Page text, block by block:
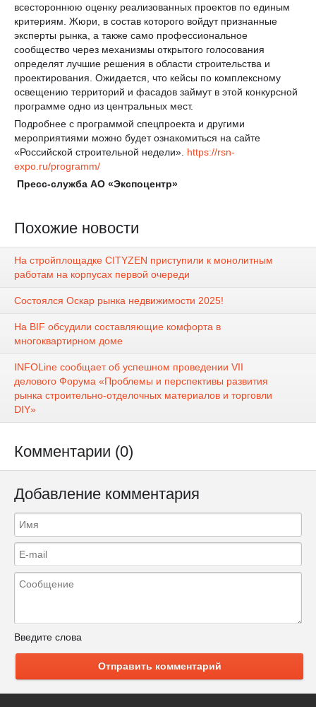
всестороннюю оценку реализованных проектов по единым
критериям. Жюри, в состав которого войдут признанные
эксперты рынка, а также само профессиональное
сообщество через механизмы открытого голосования
определят лучшие решения в области строительства и
проектирования. Ожидается, что кейсы по комплексному
освещению территорий и фасадов займут в этой конкурсной
программе одно из центральных мест.
Подробнее с программой спецпроекта и другими
мероприятиями можно будет ознакомиться на сайте
«Российской строительной недели». https://rsn-
expo.ru/programm/
Пресс-служба АО «Экспоцентр»
Похожие новости
На стройплощадке CITYZEN приступили к монолитным
работам на корпусах первой очереди
Состоялся Оскар рынка недвижимости 2025!
На BIF обсудили составляющие комфорта в
многоквартирном доме
INFOLine сообщает об успешном проведении VII
делового Форума «Проблемы и перспективы развития
рынка строительно-отделочных материалов и торговли
DIY»
Комментарии (0)
Добавление комментария
Введите слова
Отправить комментарий